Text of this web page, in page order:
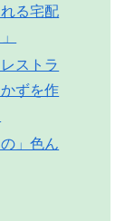
る宅配
ストラ
ずを作
」色ん